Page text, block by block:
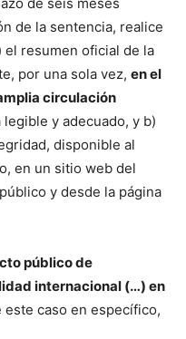
de la sentencia, realice
el resumen oficial de la
por una sola vez, en el
circulación
y adecuado, y b)
disponible al
en un sitio web del
y desde la página
público de
internacional (…) en
este caso en específico,